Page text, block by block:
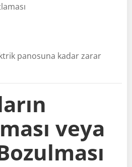
panosuna kadar zarar
veya